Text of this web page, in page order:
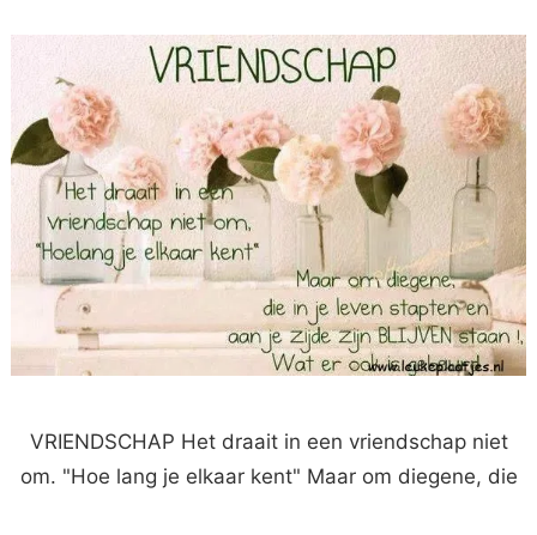
VRIENDSCHAP Het draait in een vriendschap niet
om. "Hoe lang je elkaar kent" Maar om diegene, die